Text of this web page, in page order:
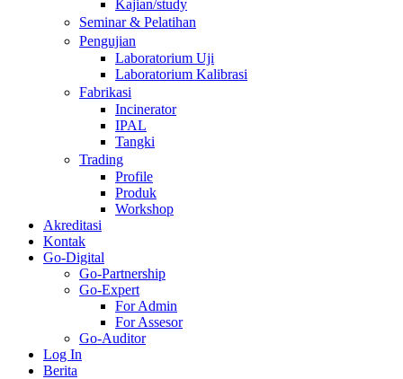
Kajian/study
Seminar & Pelatihan
Pengujian
Laboratorium Uji
Laboratorium Kalibrasi
Fabrikasi
Incinerator
IPAL
Tangki
Trading
Profile
Produk
Workshop
Akreditasi
Kontak
Go-Digital
Go-Partnership
Go-Expert
For Admin
For Assesor
Go-Auditor
Log In
Berita